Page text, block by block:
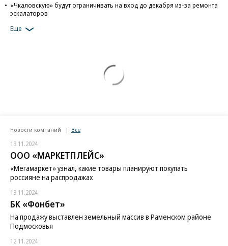
«Чкаловскую» будут ограничивать на вход до декабря из-за ремонта
эскалаторов
Еще
Новости компаний Все
13.11.2024
ООО «МАРКЕТПЛЕЙС»
«Мегамаркет» узнал, какие товары планируют покупать
россияне на распродажах
13.11.2024
БК «Фонбет»
На продажу выставлен земельный массив в Раменском районе
Подмосковья
12.11.2024